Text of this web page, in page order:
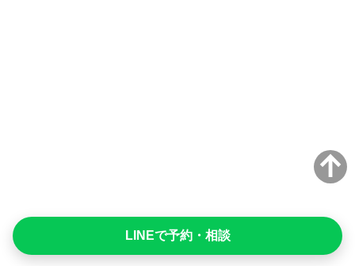
LINEで予約・相談